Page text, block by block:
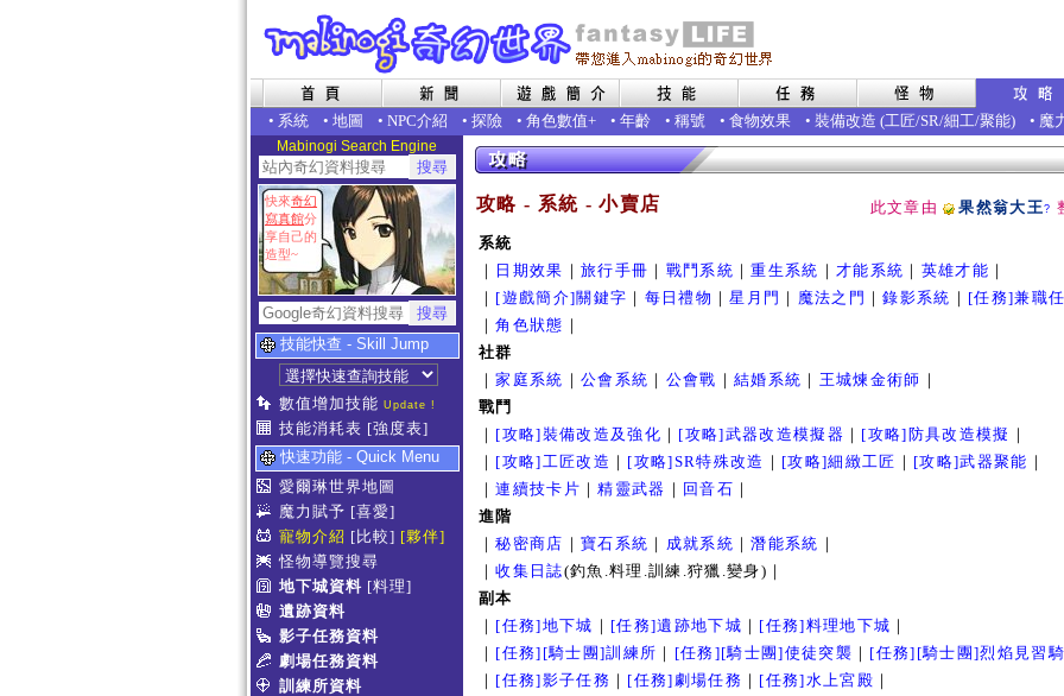
• 系統 • 地圖 • NPC介紹 • 探險 • 角色數值+ • 年齡 • 稱號 • 食物效果 • 裝備改造 (工匠/SR/細工/聚能) • 魔
Mabinogi Search Engine
快來奇幻
寫真館分
享自己的
造型~
技能快查 - Skill Jump
數值增加技能 Update !
技能消耗表 [強度表]
快速功能 - Quick Menu
愛爾琳世界地圖
魔力賦予 [喜愛]
寵物介紹 [比較] [夥伴]
怪物導覽搜尋
地下城資料 [料理]
遺跡資料
影子任務資料
劇場任務資料
訓練所資料
此文章由 果然翁大王?
攻略 - 系統 - 小賣店
系統
｜
日期效果 ｜旅行手冊 ｜ 戰鬥系統 ｜重生系統 ｜才能系統 ｜ 英雄才能 ｜
｜ [遊戲簡介]關鍵字 ｜ 每日禮物 ｜星月門 ｜ 魔法之門 ｜錄影系統 ｜ [任務]兼職
｜角色狀態 ｜
社群
｜家庭系統 ｜公會系統 ｜ 公會戰 ｜結婚系統 ｜ 王城煉金術師 ｜
戰鬥
｜ [攻略]裝備改造及強化 ｜ [攻略]武器改造模擬器 ｜ [攻略]防具改造模擬 ｜
｜ [攻略]工匠改造 ｜ [攻略]SR特殊改造 ｜ [攻略]細緻工匠 ｜ [攻略]武器聚能 ｜
｜連續技卡片 ｜精靈武器 ｜ 回音石 ｜
進階
｜秘密商店 ｜寶石系統 ｜ 成就系統 ｜潛能系統 ｜
｜收集日誌(釣魚.料理.訓練.狩獵.變身)｜
副本
｜ [任務]地下城 ｜ [任務]遺跡地下城 ｜ [任務]料理地下城 ｜
｜ [任務][騎士團]訓練所 ｜ [任務][騎士團]使徒突襲 ｜ [任務][騎士團]烈焰見習
｜ [任務]影子任務 ｜ [任務]劇場任務 ｜ [任務]水上宮殿 ｜